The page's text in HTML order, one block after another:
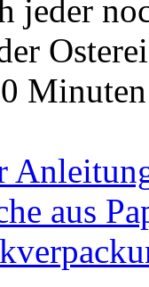
jeder
Minuten